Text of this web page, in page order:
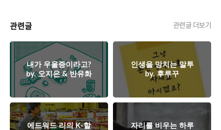
관련글 관련글 더보기
내가 우울증이라고?
by. 오지은 & 반유화
인생을 망치는 말투
by. 후루꾸
에드워드 리의 K-할
자리를 비우는 하루